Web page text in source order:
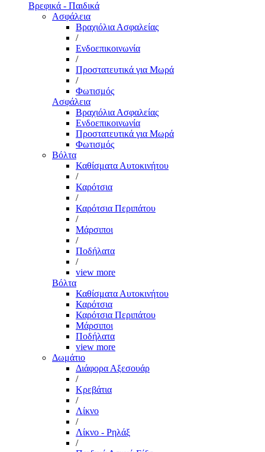
Βρεφικά - Παιδικά
Ασφάλεια
Βραχιόλια Ασφαλείας
/
Ενδοεπικοινωνία
/
Προστατευτικά για Μωρά
/
Φωτισμός
Ασφάλεια
Βραχιόλια Ασφαλείας
Ενδοεπικοινωνία
Προστατευτικά για Μωρά
Φωτισμός
Βόλτα
Καθίσματα Αυτοκινήτου
/
Καρότσια
/
Καρότσια Περιπάτου
/
Μάρσιποι
/
Ποδήλατα
/
view more
Βόλτα
Καθίσματα Αυτοκινήτου
Καρότσια
Καρότσια Περιπάτου
Μάρσιποι
Ποδήλατα
view more
Δωμάτιο
Διάφορα Αξεσουάρ
/
Κρεβάτια
/
Λίκνο
/
Λίκνο - Ρηλάξ
/